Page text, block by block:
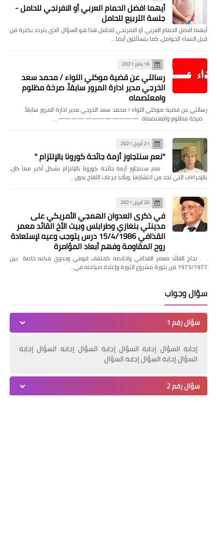
أيهما افضل الحمام العربي أو الافرنجي للحامل -
جلسة التربيع للحامل
أيهما افضل الحمام العربي أو الافرنجي للحامل هذا هو السؤال الذي يتردد بكثرة من
قبل النساء الحوامل، كما يتسائلون أيضا…
16 يناير 2021
رسالتي عن قضية موكلي اللواء / محمد سعد
الخرجي مدير ادارة المرور سابقاً. صرخة مظلوم
وامعتصماه
رسالتي عن قضية موكلي اللواء / محمد سعد الخرجي مدير ادارة المرور سابقاً.
صرخة مظلوم وامعتصماه ————————————…
21 أبريل 2021
"نعم سنتجاوز أزمة جائحة كورونا بالإلتزام "
‏ نعم سنتجاوز أزمة جائحة كورونا بالإلتزام بشكل أكبر مما كان،
بالإجراءات التي تحد من انتشارها ،وبأخذ جرعات اللقاح بدون…
20 أبريل 2021
في ذكرى العدوان الهمجي الأمريكي على
مدينتي بنغازي وطرابلس وبيت الأخ القائد معمر
القذافي 15/4/1986 درس يتوجب وعيه لإستعادة
روح المقاومة وفهم أبعاد المؤامرة
. . نجاح القائد معمر القذافي واخلاصه كمثقف قومي وحدوي مكنه خاصة بين
1973/1977 من بلورة مشروع الثورة وإعادة صياغته في…
سؤال وجواب
سؤال رقم 1
إجابة السؤال إجابة السؤال إجابة السؤال إجابة السؤال إجابة
السؤال إجابة السؤال إجابة السؤال
سؤال رقم 2